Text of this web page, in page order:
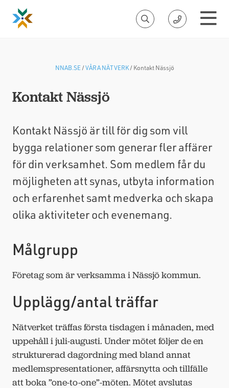
NNAB.SE/VÅRA NÄTVERK/Kontakt Nässjö
Kontakt Nässjö
Kontakt Nässjö är till för dig som vill
bygga relationer som generar fler affärer
för din verksamhet. Som medlem får du
möjligheten att synas, utbyta information
och erfarenhet samt medverka och skapa
olika aktiviteter och evenemang.
Målgrupp
Företag som är verksamma i Nässjö kommun.
Upplägg/antal träffar
Nätverket träffas första tisdagen i månaden, med
uppehåll i juli-augusti. Under mötet följer de en
strukturerad dagordning med bland annat
medlemspresentationer, affärsnytta och tillfälle
att boka ”one-to-one”-möten. Mötet avslutas